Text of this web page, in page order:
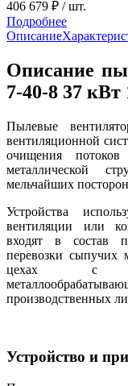
406 679 ₽ / шт.
Подробнее
Описание
Описание
7-40-8 37 кВт
Пылевые
вентиляционной
очищения
металлической
мельчайших
Устройства
вентиляции или
входят в состав
перевозки сыпучих
цехах с
производственных
Устройство и